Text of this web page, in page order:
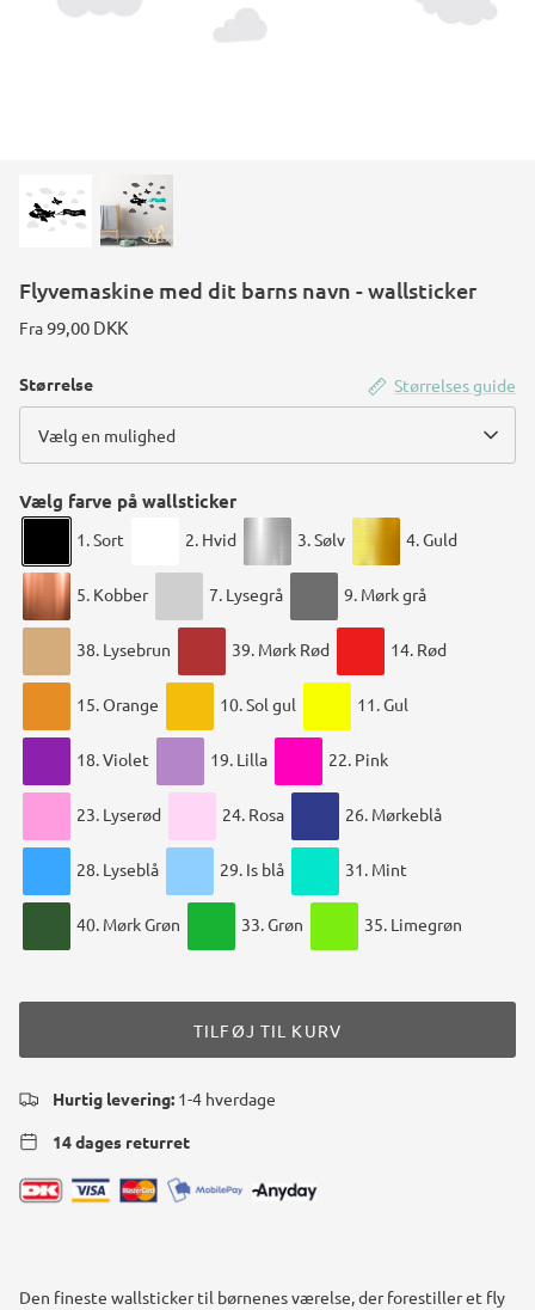
Konstruktions køretøj temafest
Flyvemaskine med dit barns navn - wallsticker
Fra99,00 DKK
Størrelses guide
Størrelse
Vælg en mulighed
Vælg farve på wallsticker
1. Sort 2. Hvid 3. Sølv 4. Guld
5. Kobber 7. Lysegrå 9. Mørk grå
38. Lysebrun 39. Mørk Rød 14. Rød
15. Orange 10. Sol gul 11. Gul
18. Violet 19. Lilla 22. Pink
23. Lyserød 24. Rosa 26. Mørkeblå
28. Lyseblå 29. Is blå 31. Mint
40. Mørk Grøn 33. Grøn 35. Limegrøn
TILFØJ TIL KURV
Hurtig levering: 1-4 hverdage
14 dages returret
Den fineste wallsticker til børnenes værelse, der forestiller et fly